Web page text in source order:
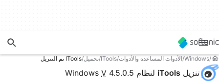
Windows الأدوات المساعدة والأدوات ITools تحميل ITools تم التنزيل
تنزيل iTools لنظام Windows V 4.5.0.5